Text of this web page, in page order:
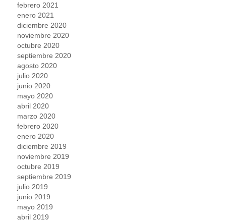
febrero 2021
enero 2021
diciembre 2020
noviembre 2020
octubre 2020
septiembre 2020
agosto 2020
julio 2020
junio 2020
mayo 2020
abril 2020
marzo 2020
febrero 2020
enero 2020
diciembre 2019
noviembre 2019
octubre 2019
septiembre 2019
julio 2019
junio 2019
mayo 2019
abril 2019